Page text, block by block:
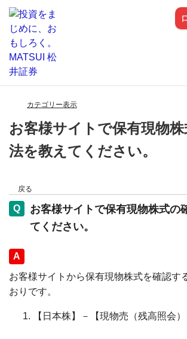
カテゴリー表示
お客様サイトで保有現物
法を教えてください。
戻る
お客様サイトで保有現物株式の
てください。
回答
お客様サイトから保有現物株式を確認す
おりです。
【日本株】－【現物売（残高照会）